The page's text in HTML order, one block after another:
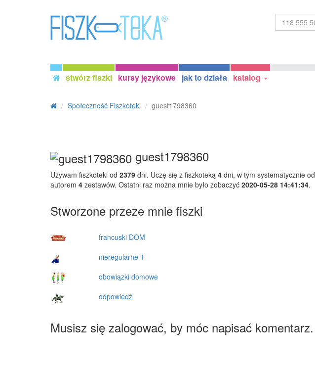
stwórz fiszki kursy językowe jak to działa katalog
Społeczność Fiszkoteki guest1798360
guest1798360
Używam fiszkoteki od 2379 dni. Uczę się z fiszkoteką 4 dni, w tym systematycznie od
autorem 4 zestawów. Ostatni raz można mnie było zobaczyć 2020-05-28 14:41:34.
Stworzone przeze mnie fiszki
francuski DOM
nieregularne 1
obowiązki domowe
odpowiedź
Musisz się zalogować, by móc napisać komentarz.